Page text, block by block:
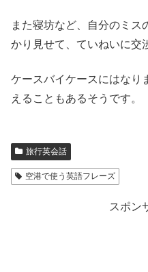
また寝坊など、自分のミス
かり見せて、ていねいに交
ケースバイケースにはなり
えることもあるそうです。
旅行英会話
空港で使う英語フレーズ
スポン